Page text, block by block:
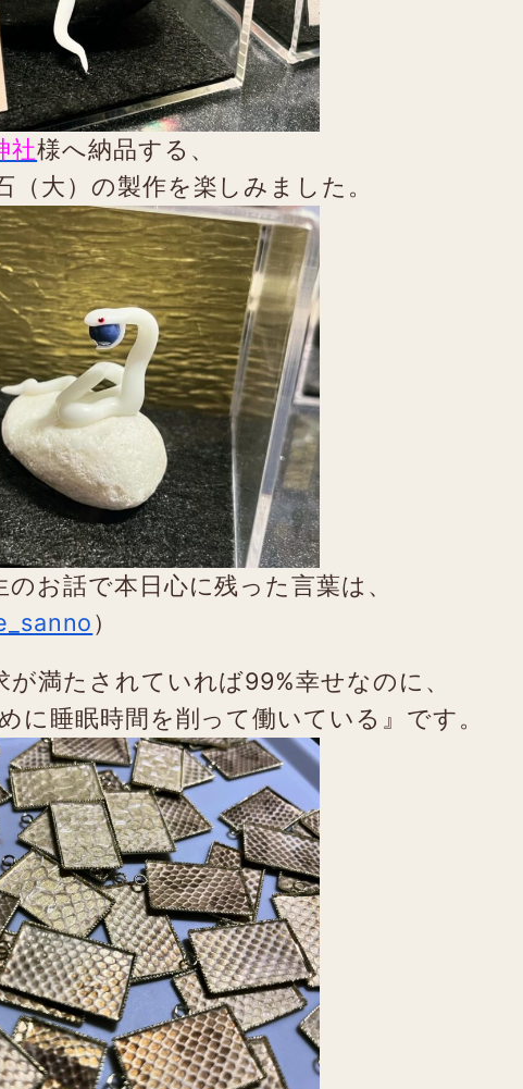
社様へ納品する、
（大）の製作を楽しみました。
のお話で本日心に残った言葉は、
）
が満たされていれば99%幸せなのに、
に睡眠時間を削って働いている』です。